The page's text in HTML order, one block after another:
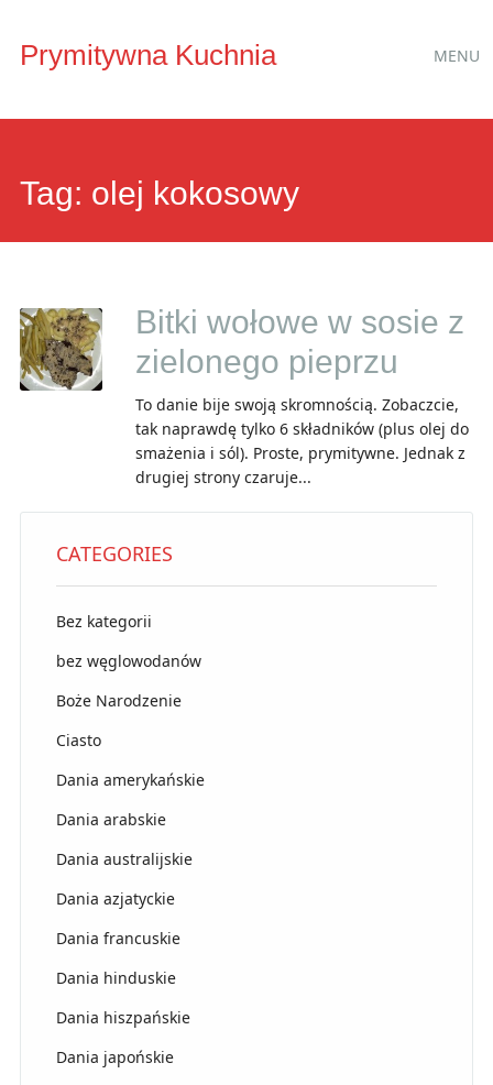
Prymitywna Kuchnia MENU
Tag: olej kokosowy
Bitki wołowe w sosie z
zielonego pieprzu
To danie bije swoją skromnością. Zobaczcie,
tak naprawdę tylko 6 składników (plus olej do
smażenia i sól). Proste, prymitywne. Jednak z
drugiej strony czaruje...
CATEGORIES
Bez kategorii
bez węglowodanów
Boże Narodzenie
Ciasto
Dania amerykańskie
Dania arabskie
Dania australijskie
Dania azjatyckie
Dania francuskie
Dania hinduskie
Dania hiszpańskie
Dania japońskie